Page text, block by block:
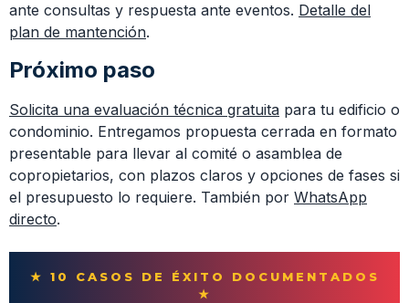
ante consultas y respuesta ante eventos. Detalle del
plan de mantención.
Próximo paso
Solicita una evaluación técnica gratuita para tu edificio o
condominio. Entregamos propuesta cerrada en formato
presentable para llevar al comité o asamblea de
copropietarios, con plazos claros y opciones de fases si
el presupuesto lo requiere. También por WhatsApp
directo.
★ 10 CASOS DE ÉXITO DOCUMENTADOS
★